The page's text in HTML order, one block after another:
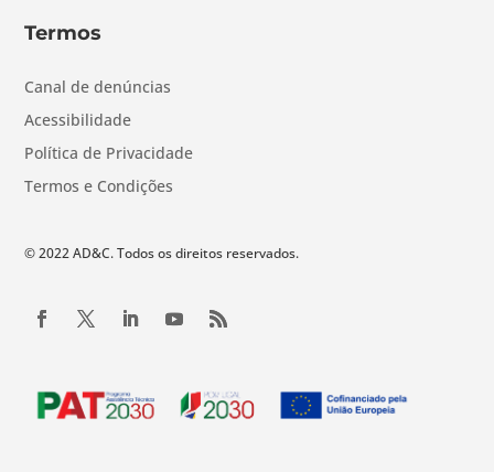
Termos
Canal de denúncias
Acessibilidade
Política de Privacidade
Termos e Condições
© 2022 AD&C. Todos os direitos reservados.